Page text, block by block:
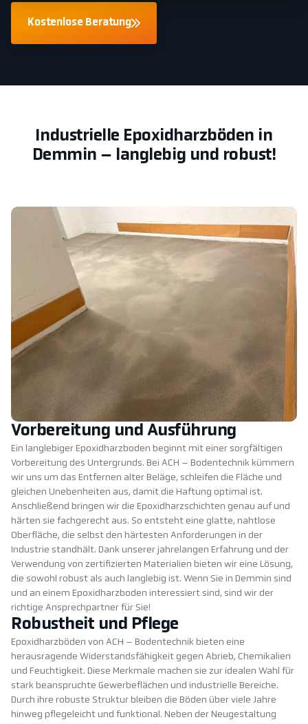
Kostenlose Beratung
Industrielle Epoxidharzböden in
Demmin – langlebig und robust!
Vorbereitung und Ausführung
Ein langlebiger Epoxidharzboden beginnt mit einer sorgfältigen
Vorbereitung des Untergrunds. Bei ACH – Bodentechnik kümmern
wir uns um das Entfernen alter Beläge, schleifen die Fläche und
gleichen Unebenheiten aus, damit die Haftung optimal ist.
Anschließend bringen wir die Epoxidharzschichten genau auf und
härten sie fachgerecht aus. So entsteht eine glatte, nahtlose
Oberfläche, die selbst den härtesten Anforderungen in der
Industrie standhält. Dank unserer jahrelangen Erfahrung und der
Verwendung von zertifizierten Materialien bieten wir eine Lösung,
die sowohl robust als auch langlebig ist. Wenn Sie in Demmin sind
und an einem Epoxidharzboden interessiert sind, sind wir der
richtige Ansprechpartner für Sie!
Robustheit und Pflege
Epoxidharzböden von ACH – Bodentechnik bieten eine
herausragende Widerstandsfähigkeit gegen Abrieb, Chemikalien
und Feuchtigkeit. Diese Merkmale machen sie zur idealen Wahl für
stark beanspruchte Gewerbeflächen und industrielle Bereiche.
Durch ihre robuste Struktur bleiben die Böden über viele Jahre
hinweg pflegeleicht und funktional. Neben der Neugestaltung